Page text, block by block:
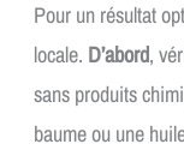
Pour un résultat
locale. D’abord,
sans produits
baume ou une